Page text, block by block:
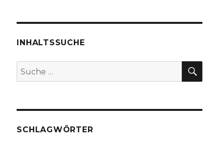
Römer
Joachim
Herzogenrath
INHALTSSUCHE
Suche
nach:
SCHLAGWÖRTER